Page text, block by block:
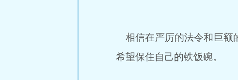
相信在严厉的法令和巨额
希望保住自己的铁饭碗。